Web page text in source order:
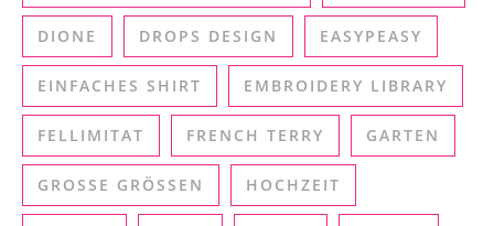
DIONE DROPS DESIGN EASYPEASY
EINFACHES SHIRT EMBROIDERY LIBRARY
FELLIMITAT FRENCH TERRY GARTEN
GROSSE GRÖSSEN HOCHZEIT